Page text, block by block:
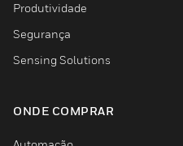
Produtividade
Segurança
Sensing Solutions
ONDE COMPRAR